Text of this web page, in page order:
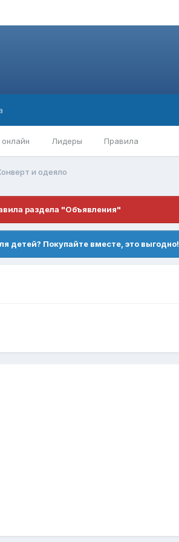
Лидеры Правила
и одеяло
раздела "Объявления"
детей? Покупайте вместе, это выгодно!